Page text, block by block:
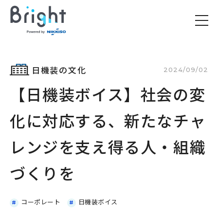
日機装の文化 2024/09/02
【日機装ボイス】社会の変
化に対応する、新たなチャ
レンジを支え得る人・組織
づくりを
コーポレート 日機装ボイス